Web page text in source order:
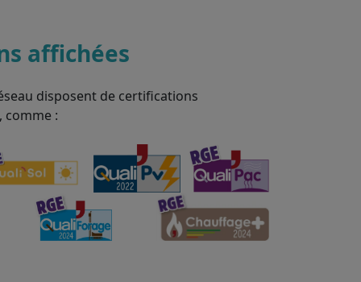
affichées
disposent de certifications
comme :